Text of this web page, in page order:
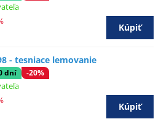
Kúpiť
- tesniace lemovanie
dní -20%
Kúpiť